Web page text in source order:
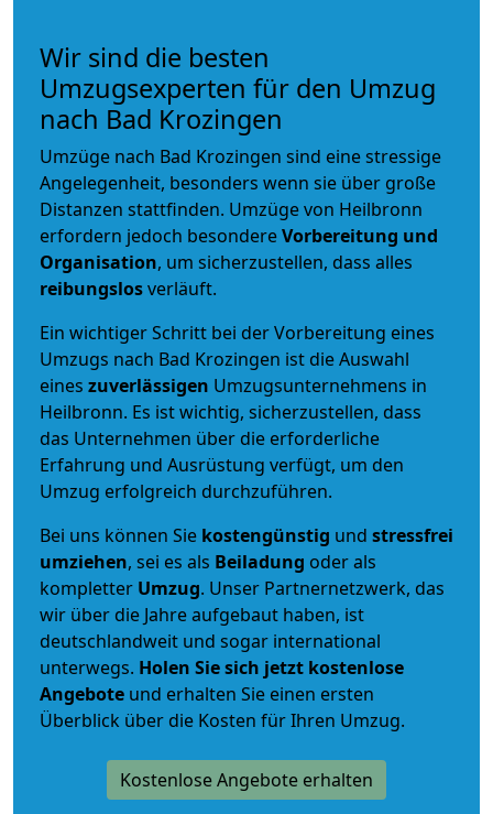
Wir sind die besten
Umzugsexperten für den Umzug
nach Bad Krozingen
Umzüge nach Bad Krozingen sind eine stressige
Angelegenheit, besonders wenn sie über große
Distanzen stattfinden. Umzüge von Heilbronn
erfordern jedoch besondereVorbereitung und
Organisation, um sicherzustellen, dass alles
reibungslosverläuft.
Ein wichtiger Schritt bei der Vorbereitung eines
Umzugs nach Bad Krozingen ist die Auswahl
eines zuverlässigen Umzugsunternehmens in
Heilbronn. Es ist wichtig, sicherzustellen, dass
das Unternehmen über die erforderliche
Erfahrung und Ausrüstung verfügt, um den
Umzug erfolgreich durchzuführen.
Bei uns können Sie kostengünstig und stressfrei
umziehen, sei es als Beiladung oder als
kompletter Umzug. Unser Partnernetzwerk, das
wir über die Jahre aufgebaut haben, ist
deutschlandweit und sogar international
unterwegs. Holen Sie sich jetzt kostenlose
Angebote und erhalten Sie einen ersten
Überblick über die Kosten für Ihren Umzug.
Kostenlose Angebote erhalten